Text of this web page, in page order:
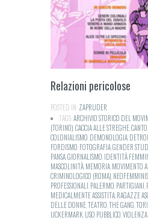
Relazioni pericolose
POSTED IN:ZAPRUDER
TAGS:ARCHIVIO STORICO DEL
(TORINO) CACCIA ALLE STREGHE
COLONIALISMO DEMONOLOGIA
FORDISMO FOTOGRAFIAGENDER
PANSAGIORNALISMO IDENTITÀ
MASCOLINITÀ MEMORIA MOVIMENTO
CRIMINOLOGICO (ROMA)
PROFESSIONALI PALERMO PARTIGIANI
MEDICALMENTE ASSISTITA RAGAZZE
DELLE DONNETEATRO THE GANG
UCKERMARK USO PUBBLICO